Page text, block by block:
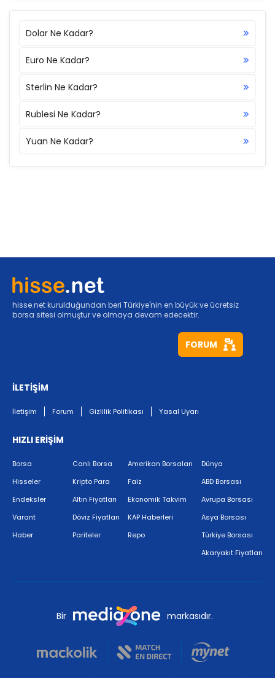
Dolar Ne Kadar?
Euro Ne Kadar?
Sterlin Ne Kadar?
Rublesi Ne Kadar?
Yuan Ne Kadar?
hisse.net kurulduğundan beri Türkiye'nin en büyük ve ücretsiz
borsa sitesi olmuştur ve olmaya devam edecektir.
FORUM
İLETİŞİM
İletişim Forum Gizlilik Politikası Yasal Uyarı
HIZLI ERİŞİM
Borsa
Hisseler
Endeksler
Varant
Haber
Canlı Borsa
Kripto Para
Altın Fiyatları
Döviz Fiyatları
Pariteler
Amerikan Borsaları
Faiz
Ekonomik Takvim
KAP Haberleri
Repo
Dünya
ABD Borsası
Avrupa Borsası
Asya Borsası
Türkiye Borsası
Akaryakıt Fiyatları
Bir markasıdır.